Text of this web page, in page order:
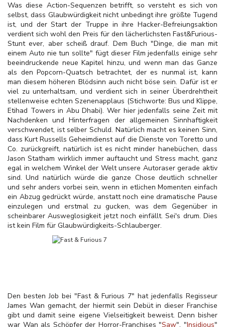
Was diese Action-Sequenzen betrifft, so versteht es sich von
selbst, dass Glaubwürdigkeit nicht unbedingt ihre größte Tugend
ist, und der Start der Truppe in ihre Hacker-Befreiungsaktion
verdient sich wohl den Preis für den lächerlichsten Fast&Furious-
Stunt ever, aber scheiß drauf. Dem Buch "Dinge, die man mit
einem Auto nie tun sollte" fügt dieser Film jedenfalls einige sehr
beeindruckende neue Kapitel hinzu, und wenn man das Ganze
als den Popcorn-Quatsch betrachtet, der es nunmal ist, kann
man diesem höheren Blödsinn auch nicht böse sein. Dafür ist er
viel zu unterhaltsam, und verdient sich in seiner Überdrehtheit
stellenweise echten Szenenapplaus (Stichworte: Bus und Klippe,
Etihad Towers in Abu Dhabi). Wer hier jedenfalls seine Zeit mit
Nachdenken und Hinterfragen der allgemeinen Sinnhaftigkeit
verschwendet, ist selber Schuld. Natürlich macht es keinen Sinn,
dass Kurt Russells Geheimdienst auf die Dienste von Toretto und
Co. zurückgreift, natürlich ist es nicht minder hanebüchen, dass
Jason Statham wirklich immer auftaucht und Stress macht, ganz
egal in welchem Winkel der Welt unsere Autoraser gerade aktiv
sind. Und natürlich würde die ganze Chose deutlich schneller
und sehr anders vorbei sein, wenn in etlichen Momenten einfach
ein Abzug gedrückt würde, anstatt noch eine dramatische Pause
einzulegen und erstmal zu gucken, was dem Gegenüber in
scheinbarer Ausweglosigkeit jetzt noch einfällt. Sei's drum. Dies
ist kein Film für Glaubwürdigkeits-Schlauberger.
Den besten Job bei "Fast & Furious 7" hat jedenfalls Regisseur
James Wan gemacht, der hiermit sein Debüt in dieser Franchise
gibt und damit seine eigene Vielseitigkeit beweist. Denn bisher
war Wan als Schöpfer der Horror-Franchises "Saw", "Insidious"